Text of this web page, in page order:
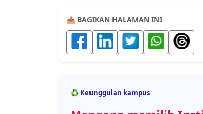
📤 BAGIKAN HALAMAN INI
♻️ Keunggulan kampus